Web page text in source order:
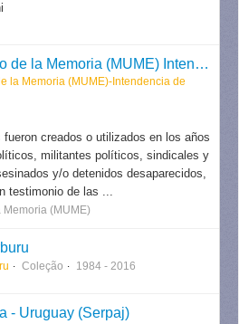
Centro Cultural Museo de la Memoria (MUME) Intendencia de Montevideo
la Memoria (MUME)-Intendencia de
creados o utilizados en los años
militantes políticos, sindicales y
y/o detenidos desaparecidos,
testimonio de las ...
(MUME)
Coleção 1984 - 2016
- Uruguay (Serpaj)